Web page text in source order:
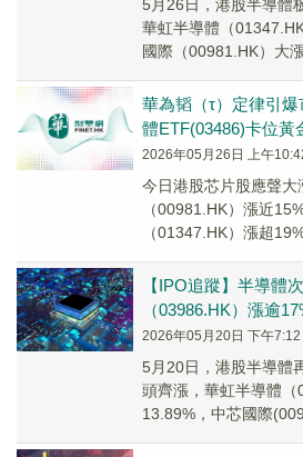
5月26日，港股半導體
華虹半導體（
國際（00981.HK）大漲
華為韬（τ）定律引
體ETF(03486)卡位黃
2026年05月26日 上午
今日港股芯片股應聲大
（00981.HK）漲近
（01347.HK）漲超
雙...
【IPO追蹤】半導體
（03986.HK）漲逾
2026年05月20日 下午7:12
5月20日，港股半導體
頭齊漲，華虹半導體
13.89%，中芯國際